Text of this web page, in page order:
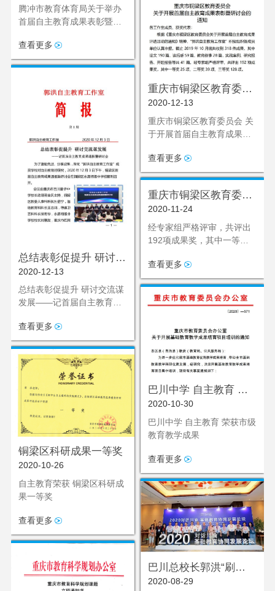
表彰暨自主教育工作推
进会的通知
腾冲市教育体育局关于举办
首届自主教育成果表彰暨自
查看更多
重庆市铜梁区教育委员
会 关于开展首届自主教
育成果表彰暨研讨会的
通知
2020-12-13
重庆市铜梁区教育委员会 关
于开展首届自主教育成果表
查看更多
总结表彰促提升 研讨交
流谋发展——记首届自
主教育成果通报暨研讨
会
2020-12-13
总结表彰促提升 研讨交流谋
发展——记首届自主教育成
查看更多
重庆市铜梁区教育委员
会 关于开展首届自主教
育成果表彰暨研讨会的
通知
2020-11-24
经专家组严格评审，共评出
192项成果奖，其中一等奖
128项。
查看更多
巴川中学 自主教育 荣
获市级教育教学成果
2020-10-30
巴川中学 自主教育 荣获市级
教育教学成果
查看更多
铜梁区科研成果一等奖
2020-10-26
自主教育荣获 铜梁区科研成
果一等奖
查看更多
巴川总校长郭洪“刷
屏”央视！看好成渝基础
2020-08-29